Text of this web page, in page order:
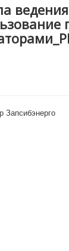
Запсибэнерго